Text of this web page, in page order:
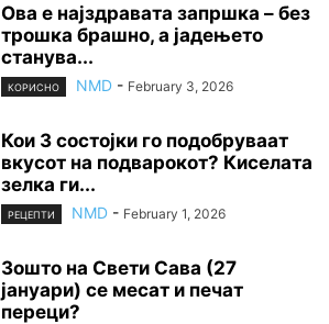
Ова е најздравата запршка – без
трошка брашно, а јадењето
станува...
КОРИСНО NMD - February 3, 2026
Кои 3 состојки го подобруваат
вкусот на подварокот? Киселата
зелка ги...
РЕЦЕПТИ NMD - February 1, 2026
Зошто на Свети Сава (27
јануари) се месат и печат
переци?